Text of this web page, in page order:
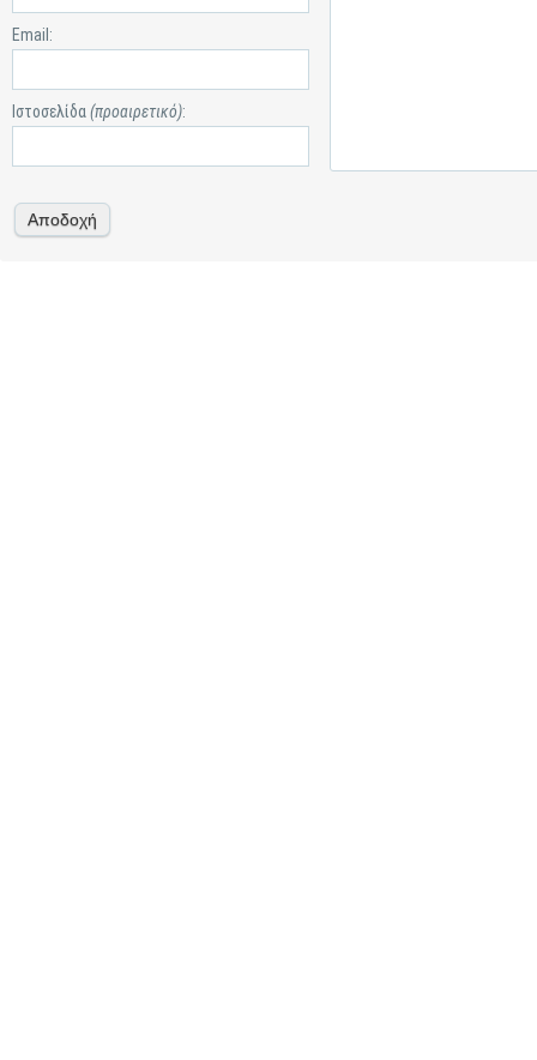
Email:
Ιστοσελίδα(προαιρετικό):